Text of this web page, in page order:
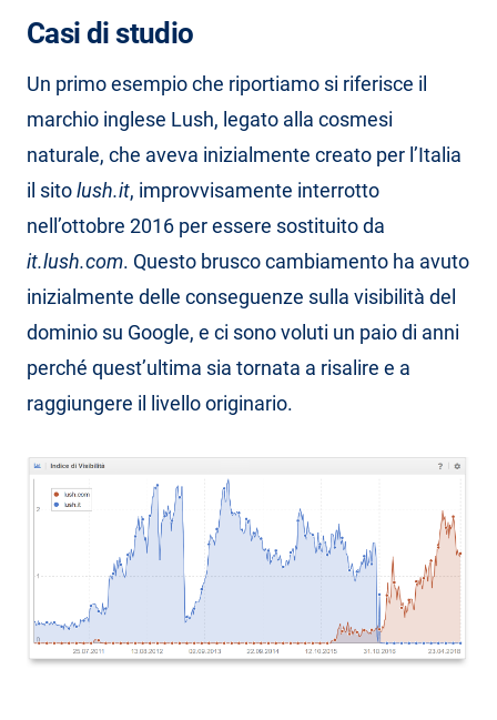
Casi di studio
Un primo esempio che riportiamo si riferisce il
marchio inglese Lush, legato alla cosmesi
naturale, che aveva inizialmente creato per l’Italia
il sitolush.it, improvvisamente interrotto
nell’ottobre 2016 per essere sostituito da
it.lush.com. Questo brusco cambiamento ha avuto
inizialmente delle conseguenze sulla visibilità del
dominio su Google, e ci sono voluti un paio di anni
perché quest’ultima sia tornata a risalire e a
raggiungere il livello originario.